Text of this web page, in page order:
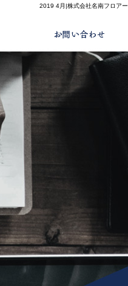
2019 4月|株式会社名南フロアー